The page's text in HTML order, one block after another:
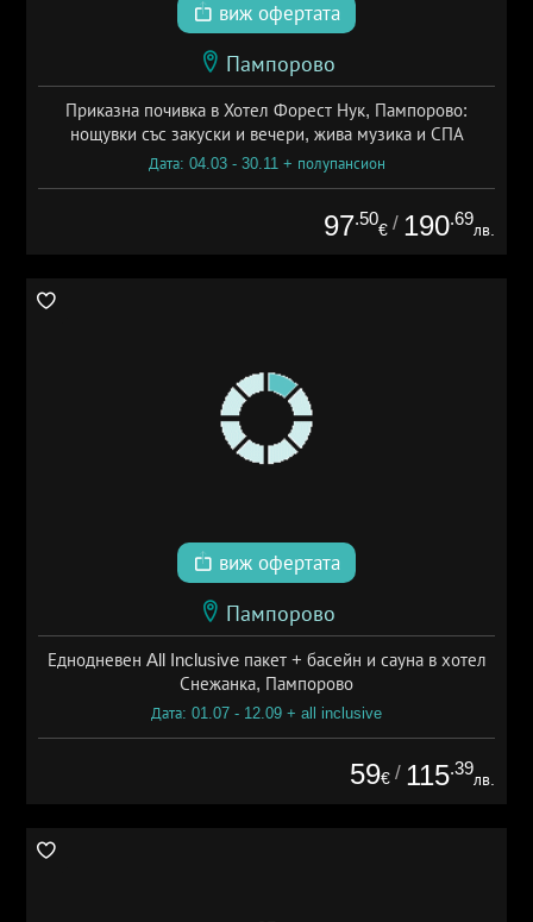
виж офертата
Пампорово
Приказна почивка в Хотел Форест Нук, Пампорово:
нощувки със закуски и вечери, жива музика и СПА
Дата: 04.03 - 30.11 + полупансион
97.50
€ / 190.69
лв.
виж офертата
Пампорово
Еднодневен All Inclusive пакет + басейн и сауна в хотел
Снежанка, Пампорово
Дата: 01.07 - 12.09 + all inclusive
59€ / 115.39
лв.